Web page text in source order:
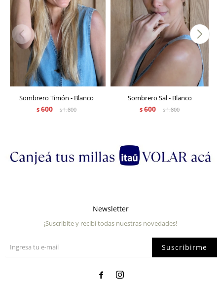
Sombrero Timón - Blanco
$ 600 $1.800
Sombrero Sal - Blanco
$ 600 $1.800
Newsletter
¡Suscribite y recibí todas nuestras novedades!
Suscribirme
 